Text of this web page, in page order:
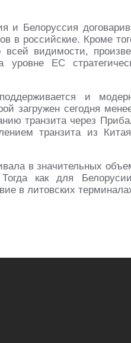
Белоруссия
в российские. Кроме
видимости,
ЕС
и
загружен сегодня
транзита через
транзита из
в значительных
как для
в литовских